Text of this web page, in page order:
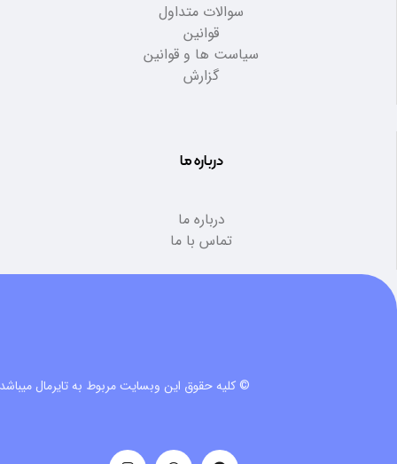
سوالات متداول
قوانین
سیاست ها و قوانین
گزارش
درباره ما
درباره ما
تماس با ما
© کلیه حقوق این وبسایت مربوط به تایرمال